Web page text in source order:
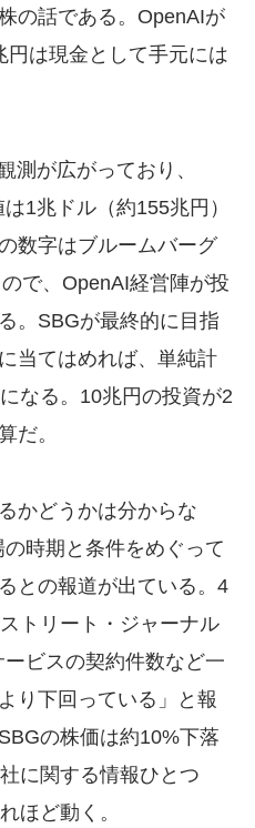
の話である。OpenAIが
円は現金として手元には
測が広がっており、
1兆ドル（約155兆円）
数字はブルームバーグ
で、OpenAI経営陣が投
。SBGが最終的に目指
当てはめれば、単純計
なる。10兆円の投資が2
だ。
かどうかは分からな
時期と条件をめぐって
との報道が出ている。4
トリート・ジャーナル
ビスの契約件数など一
り下回っている」と報
の株価は約10%下落
に関する情報ひとつ
ほど動く。